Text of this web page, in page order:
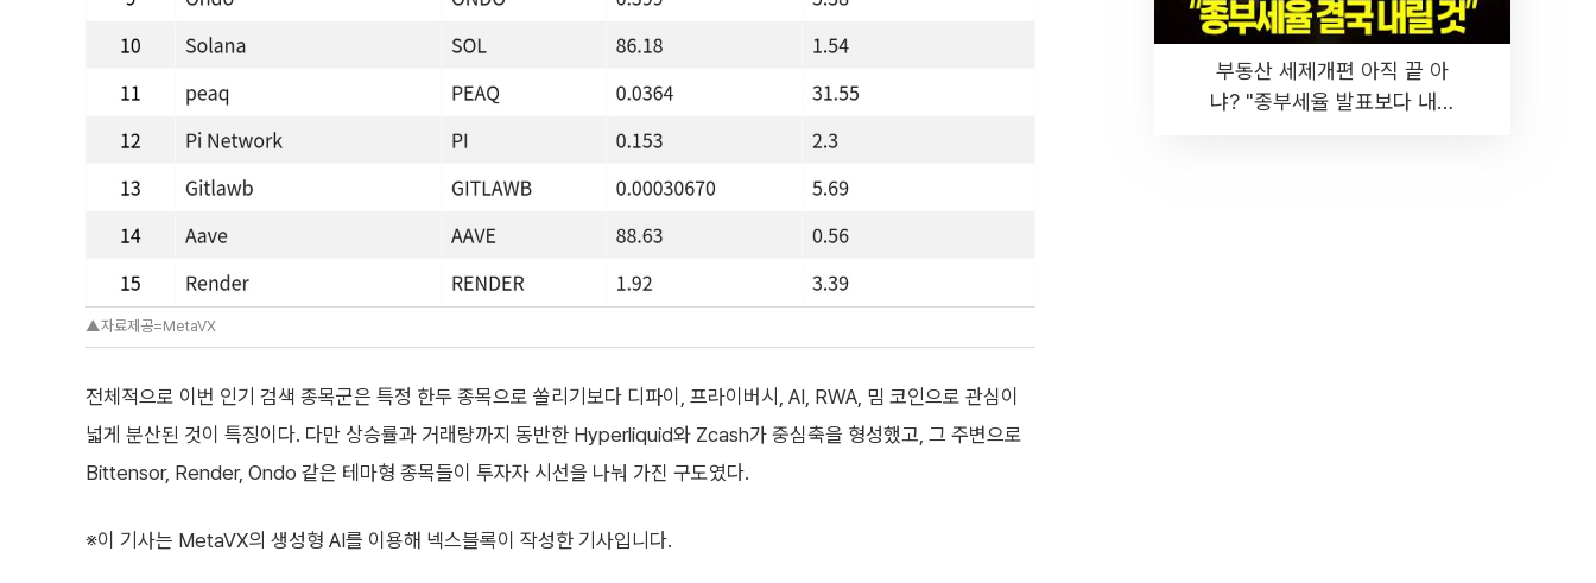
▲자료제공=MetaVX
전체적으로 이번 인기 검색 종목군은 특정 한두 종목으로 쏠리기보다 디파이, 프라이버시, AI, RWA, 밈 코인으로 관심이
넓게 분산된 것이 특징이다. 다만 상승률과 거래량까지 동반한 Hyperliquid와 Zcash가 중심축을 형성했고, 그 주변으로
Bittensor, Render, Ondo 같은 테마형 종목들이 투자자 시선을 나눠 가진 구도였다.
※이 기사는 MetaVX의 생성형 AI를 이용해 넥스블록이 작성한 기사입니다.
부동산 세제개편 아직 끝 아
냐? "종부세율 발표보다 내릴